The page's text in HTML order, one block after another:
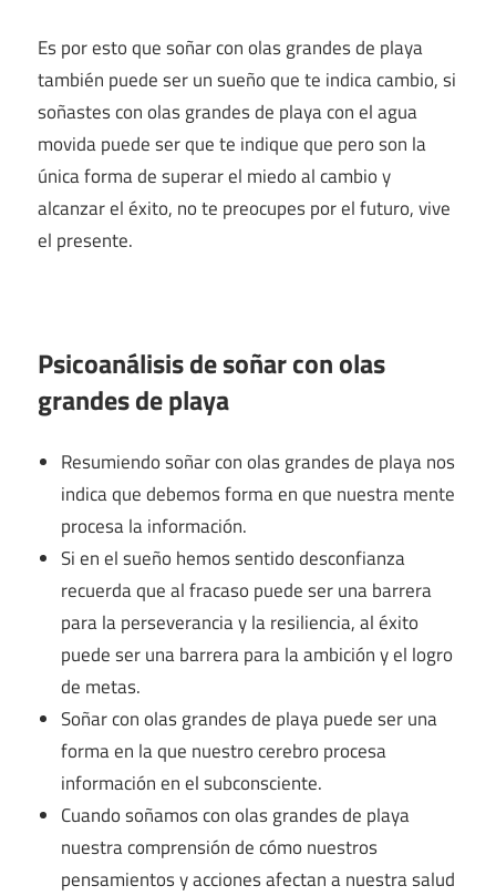
Es por esto que soñar con olas grandes de playa
también puede ser un sueño que te indica cambio, si
soñastes con olas grandes de playa con el agua
movida puede ser que te indique que pero son la
única forma de superar el miedo al cambio y
alcanzar el éxito, no te preocupes por el futuro, vive
el presente.
Psicoanálisis de soñar con olas
grandes de playa
Resumiendo soñar con olas grandes de playa nos
indica que debemos forma en que nuestra mente
procesa la información.
Si en el sueño hemos sentido desconfianza
recuerda que al fracaso puede ser una barrera
para la perseverancia y la resiliencia, al éxito
puede ser una barrera para la ambición y el logro
de metas.
Soñar con olas grandes de playa puede ser una
forma en la que nuestro cerebro procesa
información en el subconsciente.
Cuando soñamos con olas grandes de playa
nuestra comprensión de cómo nuestros
pensamientos y acciones afectan a nuestra salud